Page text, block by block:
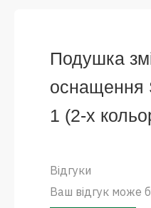
Подушка
оснащення
1 (2-х
Відгуки
Ваш відгук може